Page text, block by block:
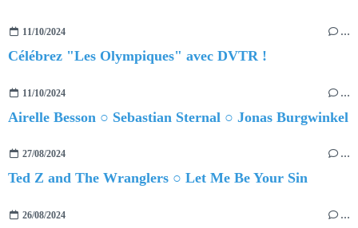
11/10/2024 …
Célébrez "Les Olympiques" avec DVTR !
11/10/2024 …
Airelle Besson ○ Sebastian Sternal ○ Jonas Burgwinkel
27/08/2024 …
Ted Z and The Wranglers ○ Let Me Be Your Sin
26/08/2024 …